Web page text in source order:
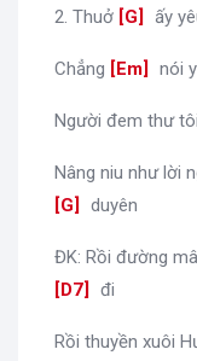
2. Thuở [G ấy
Chẳng [Em nói
Người đem thư
Nâng niu như lời
G
duyên
ĐK: Rồi đường
[D7 đi
Rồi thuyền xuôi